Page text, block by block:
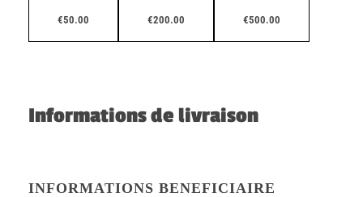
€50.00 €200.00 €500.00
Informations de livraison
INFORMATIONS BENEFICIAIRE